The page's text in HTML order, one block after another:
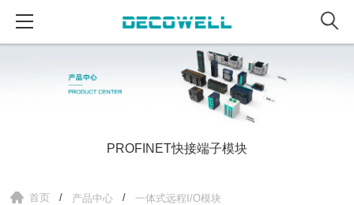
PROFINET快接端子模块
首页 产品中心 一体式远程I/O模块